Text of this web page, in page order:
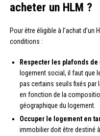
acheter un HLM ?
Pour être éligible à l’achat d’un
conditions :
Respecter les plafonds
logement social, il faut que
pas certains seuils fixés par
en fonction de la
géographique du logement.
Occuper le logement en
immobilier doit être destiné